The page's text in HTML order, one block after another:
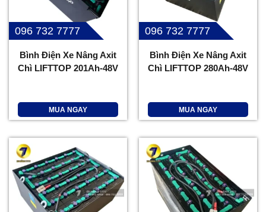
096 732 7777
Bình Điện Xe Nâng Axit
Chì LIFTTOP 201Ah-48V
MUA NGAY
096 732 7777
Bình Điện Xe Nâng Axit
Chì LIFTTOP 280Ah-48V
MUA NGAY